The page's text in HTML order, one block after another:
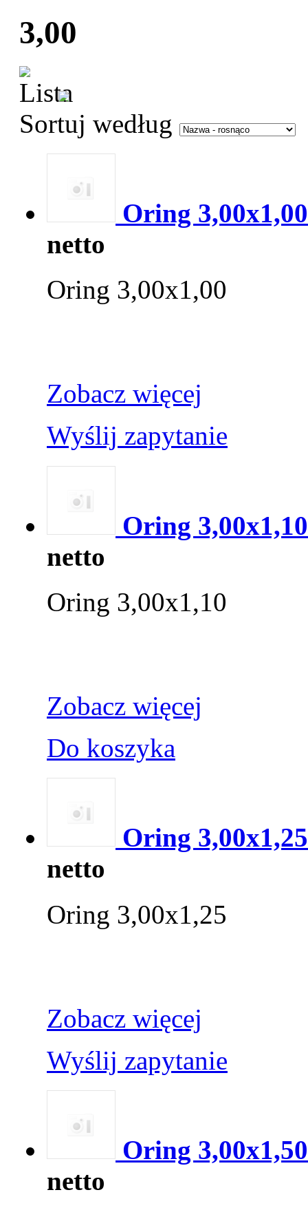
3,00
Sortuj według
Oring 3,00x1,00
netto
Oring 3,00x1,00
Zobacz więcej
Wyślij zapytanie
Oring 3,00x1,10
netto
Oring 3,00x1,10
Zobacz więcej
Do koszyka
Oring
netto
Oring 3,00x1,25
Zobacz więcej
Wyślij zapytanie
Oring 3,00x1,50
netto